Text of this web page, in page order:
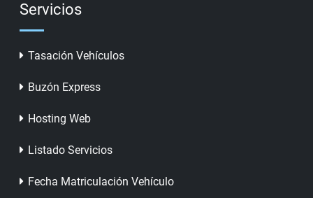
Servicios
Tasación Vehículos
Buzón Express
Hosting Web
Listado Servicios
Fecha Matriculación Vehículo